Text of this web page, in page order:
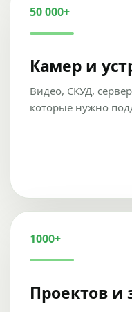
50 000+
Камер и
Видео, СКУД,
которые нужно
1000+
Проектов и